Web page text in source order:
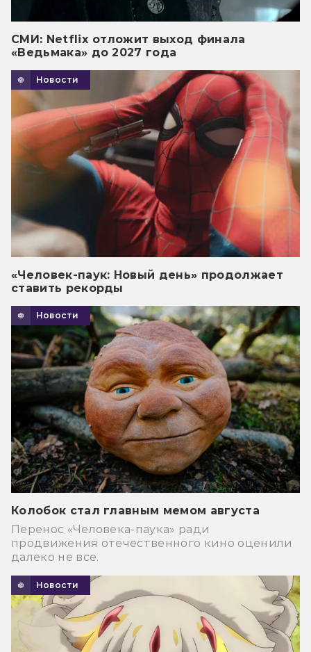
СМИ: Netflix отложит выход финала
«Ведьмака» до 2027 года
Новости
«Человек-паук: Новый день» продолжает
ставить рекорды
Новости
Колобок стал главным мемом августа
Перенос «Человека-паука» ради
продвижения отечественного кино оценили
далеко не все.
Новости